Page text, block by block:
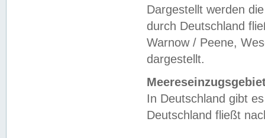
Dargestellt werden
durch Deutschland
Warnow / Peene,
dargestellt.
In Deutschland gibt
Deutschland fließt